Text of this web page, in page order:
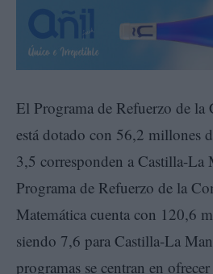
El Programa de Refuerzo de la
está dotado con 56,2 millones
3,5 corresponden a Castilla-La
Programa de Refuerzo de la
Matemática cuenta con 120,6
siendo 7,6 para Castilla-La
programas se centran en